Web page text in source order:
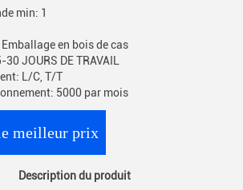
min: 1
en bois de cas
JOURS DE TRAVAIL
L/C, T/T
5000 par mois
meilleur prix
Description du produit